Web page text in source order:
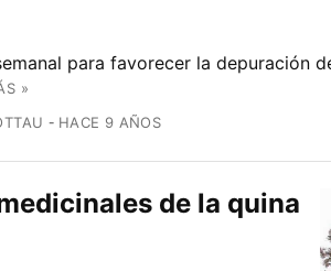
para favorecer la depuración
»
HACE 9 AÑOS
de la quina